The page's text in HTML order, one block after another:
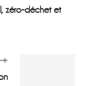
zéro-déchet et